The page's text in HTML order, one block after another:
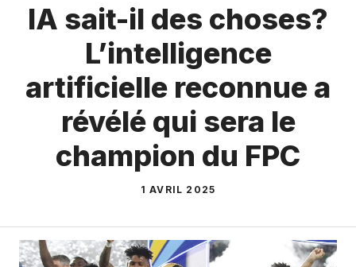
IA sait-il des choses?
L’intelligence
artificielle reconnue a
révélé qui sera le
champion du FPC
1 AVRIL 2025